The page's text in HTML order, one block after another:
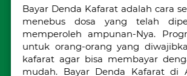
Bayar Denda Kafarat adalah cara
menebus dosa yang telah
memperoleh ampunan-Nya.
untuk orang-orang yang
kafarat agar bisa membayar
mudah. Bayar Denda Kafarat di